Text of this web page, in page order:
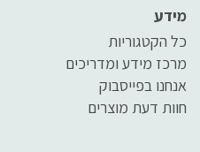
מידע
כל הקטגוריות
מרכז מידע ומדריכים
אנחנו בפייסבוק
חוות דעת מוצרים